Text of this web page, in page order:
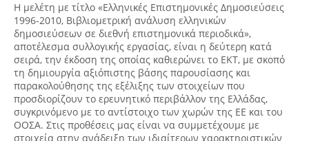
Η μελέτη με τίτλο «Ελληνικές Επιστημονικές Δημοσιεύσεις
1996-2010, Βιβλιομετρική ανάλυση ελληνικών
δημοσιεύσεων σε διεθνή επιστημονικά περιοδικά»,
αποτέλεσμα συλλογικής εργασίας, είναι η δεύτερη κατά
σειρά, την έκδοση της οποίας καθιερώνει το ΕΚΤ, με σκοπό
τη δημιουργία αξιόπιστης βάσης παρουσίασης και
παρακολούθησης της εξέλιξης των στοιχείων που
προσδιορίζουν το ερευνητικό περιβάλλον της Ελλάδας,
συγκρινόμενο με το αντίστοιχο των χωρών της ΕΕ και του
ΟΟΣΑ. Στις προθέσεις μας είναι να συμμετέχουμε με
στοιχεία στην ανάδειξη των ιδιαίτερων χαρακτηριστικών